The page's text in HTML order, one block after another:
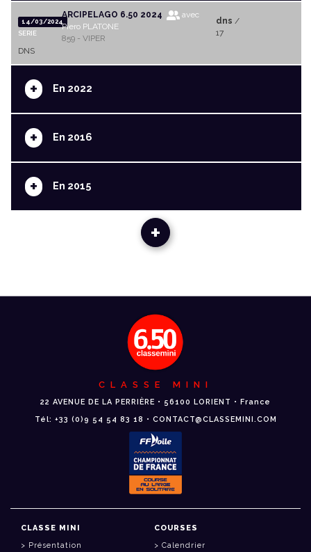
14/03/2024
SERIE
ARCIPELAGO 6.50 2024
avec
Piero PLATONE
859 - VIPER
dns /
17
DNS
+ En 2022
+ En 2016
+ En 2015
+
CLASSE MINI
22 AVENUE DE LA PERRIÈRE • 56100 LORIENT • France
Tél: +33 (0)9 54 54 83 18 • CONTACT@CLASSEMINI.COM
CLASSE MINI
Présentation
COURSES
Calendrier